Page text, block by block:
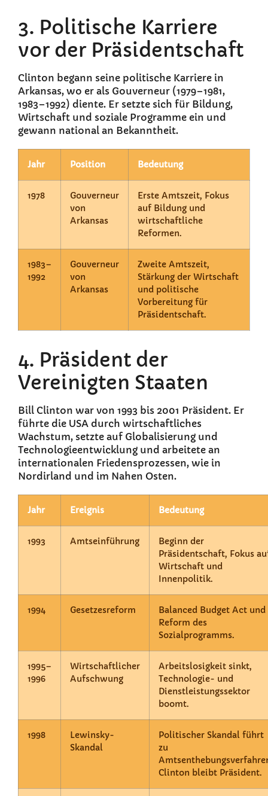
3. Politische Karriere
vor der Präsidentschaft
Clinton begann seine politische Karriere in
Arkansas, wo er als Gouverneur (1979–1981,
1983–1992) diente. Er setzte sich für Bildung,
Wirtschaft und soziale Programme ein und
gewann national an Bekanntheit.
Jahr Position Bedeutung
1978
Gouverneur
von
Arkansas
Erste Amtszeit, Fokus
auf Bildung und
wirtschaftliche
Reformen.
1983–
1992
Gouverneur
von
Arkansas
Zweite Amtszeit,
Stärkung der Wirtschaft
und politische
Vorbereitung für
Präsidentschaft.
4. Präsident der
Vereinigten Staaten
Bill Clinton war von 1993 bis 2001 Präsident. Er
führte die USA durch wirtschaftliches
Wachstum, setzte auf Globalisierung und
Technologieentwicklung und arbeitete an
internationalen Friedensprozessen, wie in
Nordirland und im Nahen Osten.
Jahr Ereignis Bedeutung
1993 Amtseinführung
Beginn der
Präsidentschaft, Fokus
Wirtschaft und
Innenpolitik.
1994 Gesetzesreform
Balanced Budget Act und
Reform des
Sozialprogramms.
1995–
1996
Wirtschaftlicher
Aufschwung
Arbeitslosigkeit sinkt,
Technologie- und
Dienstleistungssektor
boomt.
1998
Lewinsky-
Skandal
Politischer Skandal führt
zu
Clinton bleibt Präsident.